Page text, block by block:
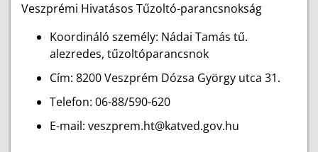
Veszprémi Hivatásos Tűzoltó-parancsnokság
Koordináló személy: Nádai Tamás tű.
alezredes, tűzoltóparancsnok
Cím: 8200 Veszprém Dózsa György utca 31.
Telefon: 06-88/590-620
E-mail: veszprem.ht@katved.gov.hu